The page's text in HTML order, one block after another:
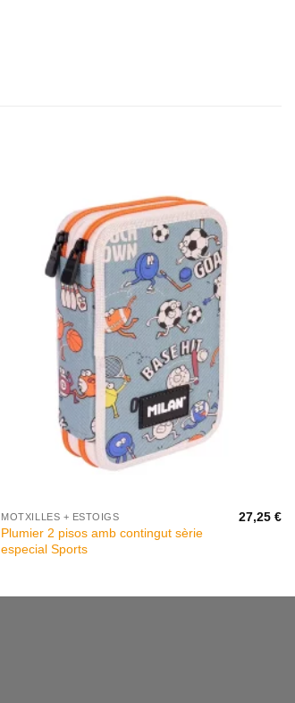
MOTXILLES + ESTOIGS
Plumier 2 pisos amb contingut sèrie
especial Sports
27,25€